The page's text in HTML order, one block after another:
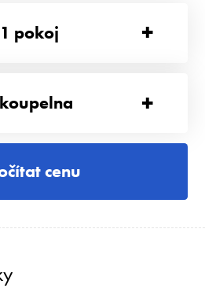
1 pokoj +
koupelna +
cenu